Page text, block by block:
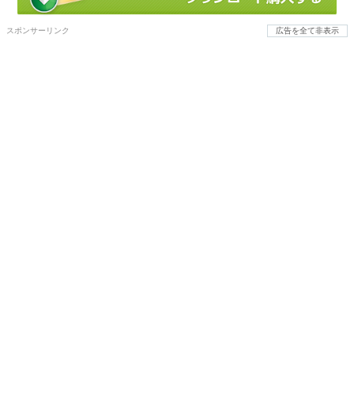
スポンサーリンク 広告を全て非表示